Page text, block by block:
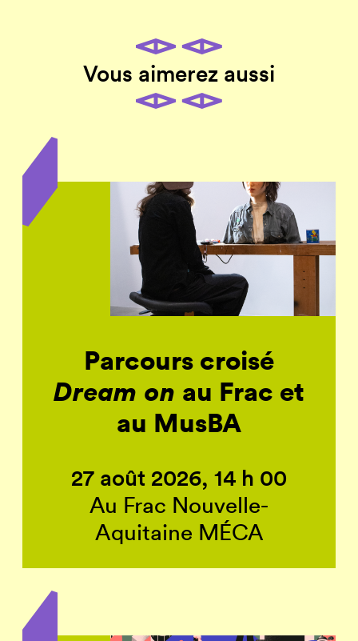
Vous aimerez aussi
Parcours croisé
Dream on au Frac et
au MusBA
27 août 2026, 14 h 00
Au Frac Nouvelle-
Aquitaine MÉCA